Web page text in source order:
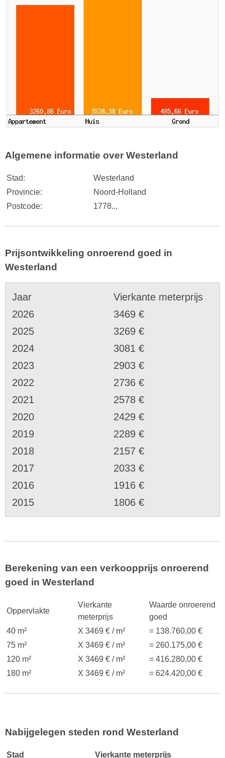
Algemene informatie over Westerland
Stad:
Westerland
Provincie:
Noord-Holland
Postcode:
1778..,
Prijsontwikkeling onroerend goed in
Westerland
Jaar
Vierkante meterprijs
2026
3469 €
2025
3269 €
2024
3081 €
2023
2903 €
2022
2736 €
2021
2578 €
2020
2429 €
2019
2289 €
2018
2157 €
2017
2033 €
2016
1916 €
2015
1806 €
Berekening van een verkoopprijs onroerend
goed in Westerland
Oppervlakte
Vierkante
meterprijs
Waarde onroerend
goed
40 m²
X 3469 € / m²
= 138.760,00 €
75 m²
X 3469 € / m²
= 260.175,00 €
120 m²
X 3469 € / m²
= 416.280,00 €
180 m²
X 3469 € / m² = 624.420,00 €
Nabijgelegen steden rond Westerland
Stad Vierkante meterprijs